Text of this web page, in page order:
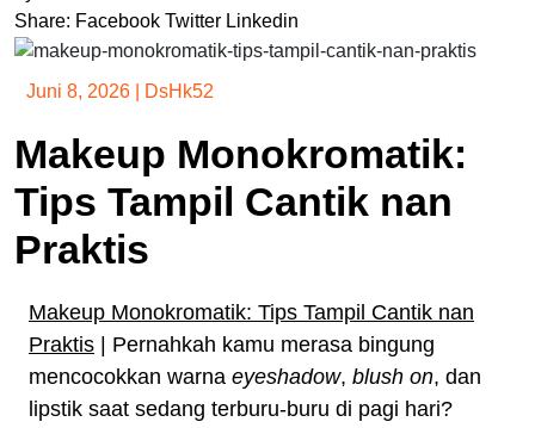
Share: Facebook Twitter Linkedin
Juni 8, 2026 DsHk52
Makeup Monokromatik:
Tips Tampil Cantik nan
Praktis
Makeup Monokromatik: Tips Tampil Cantik nan
Praktis | Pernahkah kamu merasa bingung
mencocokkan warna eyeshadow, blush on, dan
lipstik saat sedang terburu-buru di pagi hari?